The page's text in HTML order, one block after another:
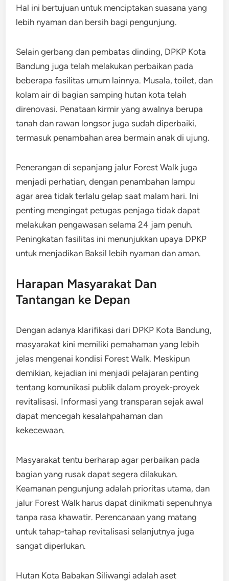
Hal ini bertujuan untuk menciptakan suasana yang
lebih nyaman dan bersih bagi pengunjung.
Selain gerbang dan pembatas dinding, DPKP Kota
Bandung juga telah melakukan perbaikan pada
beberapa fasilitas umum lainnya. Musala, toilet, dan
kolam air di bagian samping hutan kota telah
direnovasi. Penataan kirmir yang awalnya berupa
tanah dan rawan longsor juga sudah diperbaiki,
termasuk penambahan area bermain anak di ujung.
Penerangan di sepanjang jalur Forest Walk juga
menjadi perhatian, dengan penambahan lampu
agar area tidak terlalu gelap saat malam hari. Ini
penting mengingat petugas penjaga tidak dapat
melakukan pengawasan selama 24 jam penuh.
Peningkatan fasilitas ini menunjukkan upaya DPKP
untuk menjadikan Baksil lebih nyaman dan aman.
Harapan Masyarakat Dan
Tantangan ke Depan
Dengan adanya klarifikasi dari DPKP Kota Bandung,
masyarakat kini memiliki pemahaman yang lebih
jelas mengenai kondisi Forest Walk. Meskipun
demikian, kejadian ini menjadi pelajaran penting
tentang komunikasi publik dalam proyek-proyek
revitalisasi. Informasi yang transparan sejak awal
dapat mencegah kesalahpahaman dan
kekecewaan.
Masyarakat tentu berharap agar perbaikan pada
bagian yang rusak dapat segera dilakukan.
Keamanan pengunjung adalah prioritas utama, dan
jalur Forest Walk harus dapat dinikmati sepenuhnya
tanpa rasa khawatir. Perencanaan yang matang
untuk tahap-tahap revitalisasi selanjutnya juga
sangat diperlukan.
Hutan Kota Babakan Siliwangi adalah aset